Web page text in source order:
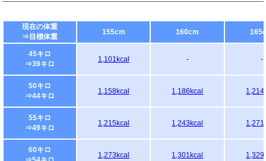
現在の体重
⇒目標体重
155cm 160cm
45キロ
⇒39キロ
1,101kcal - -
50キロ
⇒44キロ
1,158kcal 1,186kcal
55キロ
⇒49キロ
1,215kcal 1,243kcal
60キロ
1,273kcal 1,301kcal